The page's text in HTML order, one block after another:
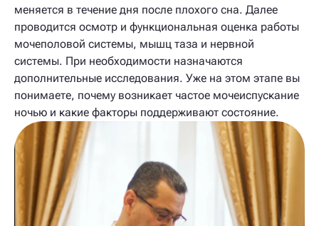
меняется в течение дня после плохого сна. Далее
проводится осмотр и функциональная оценка работы
мочеполовой системы, мышц таза и нервной
системы. При необходимости назначаются
дополнительные исследования. Уже на этом этапе вы
понимаете, почему возникает частое мочеиспускание
ночью и какие факторы поддерживают состояние.